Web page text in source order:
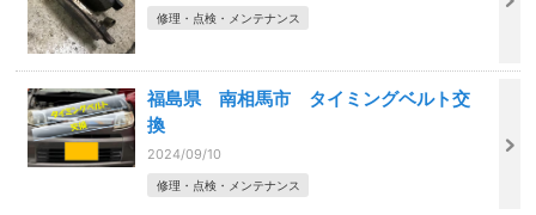
修理・点検・メンテナンス
福島県 南相馬市 タイミングベルト交
換
2024/09/10
修理・点検・メンテナンス